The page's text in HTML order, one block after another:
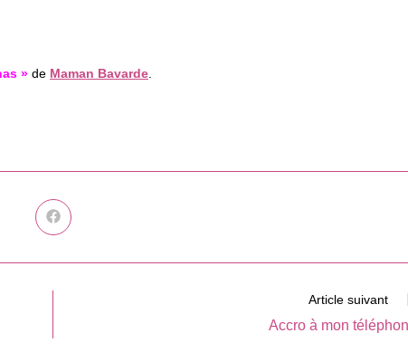
» de Maman Bavarde
Ouvrir
dans
autre
Article suivant
Accro à mon